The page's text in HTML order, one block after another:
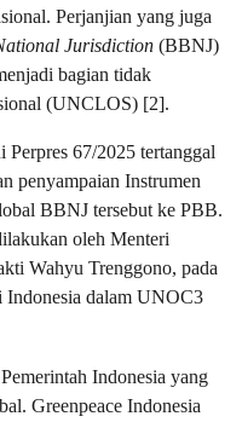
Perjanjian yang juga
Jurisdiction (BBNJ)
bagian tidak
(UNCLOS) [2].
67/2025 tertanggal
penyampaian Instrumen
BBNJ tersebut ke PBB.
oleh Menteri
Wahyu Trenggono, pada
Indonesia dalam UNOC3
Indonesia yang
Greenpeace Indonesia